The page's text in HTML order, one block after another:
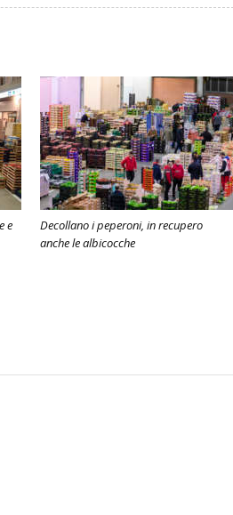
e
Decollano i peperoni, in recupero
anche le albicocche